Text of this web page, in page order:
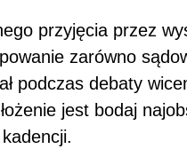
przyjęcia przez
zarówno
podczas debaty
jest bodaj